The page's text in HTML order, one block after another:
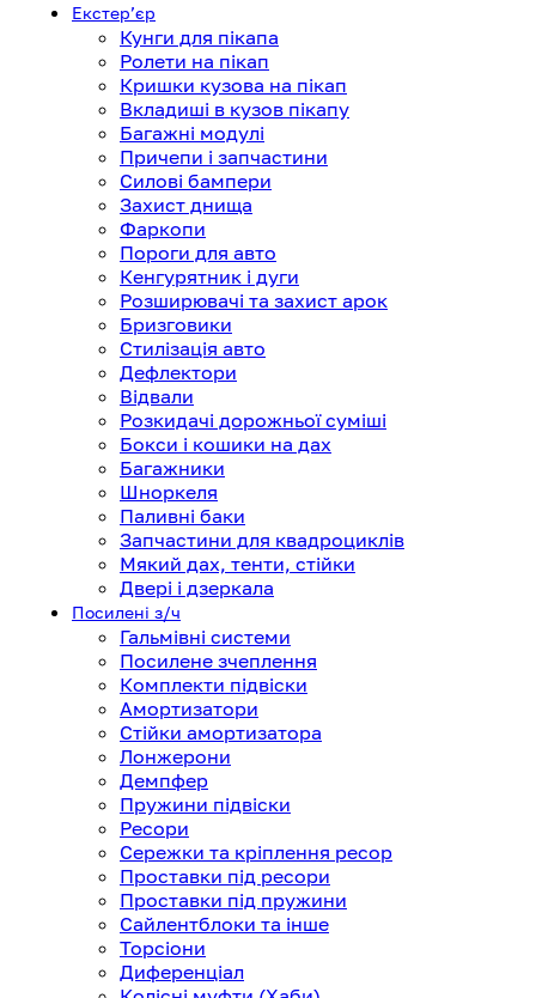
Екстерʼєр
Кунги для пікапа
Ролети на пікап
Кришки кузова на пікап
Вкладиші в кузов пікапу
Багажні модулі
Причепи і запчастини
Силові бампери
Захист днища
Фаркопи
Пороги для авто
Кенгурятник і дуги
Розширювачі та захист арок
Бризговики
Стилізація авто
Дефлектори
Відвали
Розкидачі дорожньої суміші
Бокси і кошики на дах
Багажники
Шноркеля
Паливні баки
Запчастини для квадроциклів
Мякий дах, тенти, стійки
Двері і дзеркала
Посилені з/ч
Гальмівні системи
Посилене зчеплення
Комплекти підвіски
Амортизатори
Стійки амортизатора
Лонжерони
Демпфер
Пружини підвіски
Ресори
Сережки та кріплення ресор
Проставки під ресори
Проставки під пружини
Сайлентблоки та інше
Торсіони
Диференціал